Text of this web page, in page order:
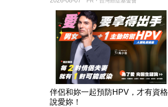
伴侶和妳一起預防HPV，才有資格
說愛妳！